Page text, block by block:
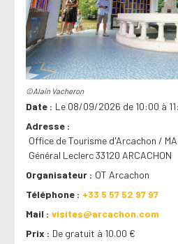
©Alain Vacheron
Date
Le 08/09/2026 de 10:00 à
Adresse
Office de Tourisme d'Arcachon /
Général Leclerc 33120 ARCACHON
Organisateur
OT Arcachon
Téléphone
+33 5 57 52 97 97
Mail
visites@arcachon.com
Prix
De gratuit à 10.00 €